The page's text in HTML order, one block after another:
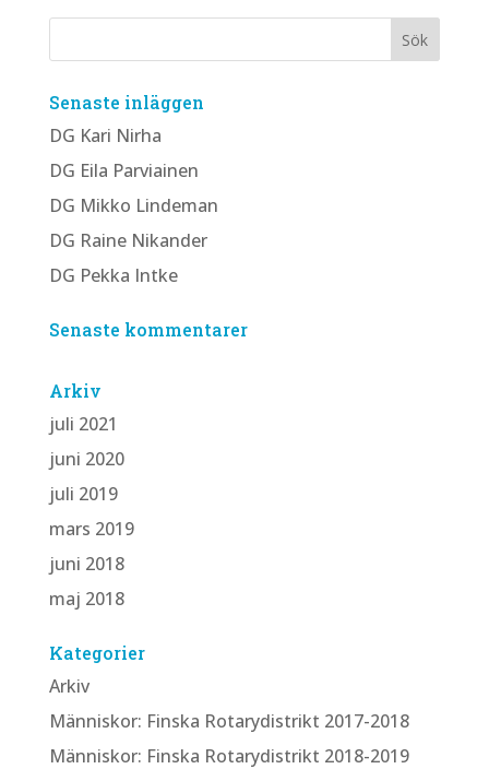
Senaste inläggen
DG Kari Nirha
DG Eila Parviainen
DG Mikko Lindeman
DG Raine Nikander
DG Pekka Intke
Senaste kommentarer
Arkiv
juli 2021
juni 2020
juli 2019
mars 2019
juni 2018
maj 2018
Kategorier
Arkiv
Människor: Finska Rotarydistrikt 2017-2018
Människor: Finska Rotarydistrikt 2018-2019